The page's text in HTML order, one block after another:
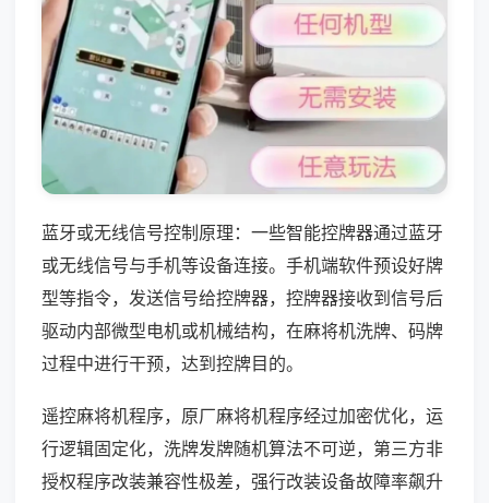
蓝牙或无线信号控制原理：一些智能控牌器通过蓝牙
或无线信号与手机等设备连接。手机端软件预设好牌
型等指令，发送信号给控牌器，控牌器接收到信号后
驱动内部微型电机或机械结构，在麻将机洗牌、码牌
过程中进行干预，达到控牌目的。
遥控麻将机程序，原厂麻将机程序经过加密优化，运
行逻辑固定化，洗牌发牌随机算法不可逆，第三方非
授权程序改装兼容性极差，强行改装设备故障率飙升